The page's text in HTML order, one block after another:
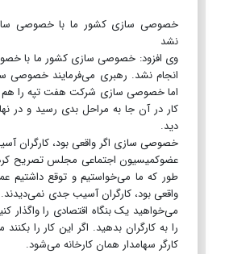
خصوصی سازی کشور ما با خصوصی سازی
نشد
وی افزود: خصوصی سازی کشور ما با
انجام نشد. رهبری می‌فرمایند خصوصی
اما خصوصی سازی شرکت هفت تپه را هم
کار در آن جا به مراحل بدی رسید و در
دید.
خصوصی سازی اگر واقعی بود، کارگران
عضوکمیسیون اجتماعی مجلس تصریح
طور که ما می‌خواستیم و توقع داشتیم
واقعی بود، کارگران آسیب جدی
را به کارگران بدهید. اگر این کار را
کارگر سهامدار همان کارخانه می‌شود.